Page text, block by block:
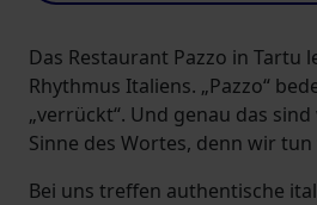
Das Restaurant Pazzo in Tartu
Rhythmus Italiens. „Pazzo“
„verrückt“. Und genau das
Sinne des Wortes, denn wir
Bei uns treffen authentische